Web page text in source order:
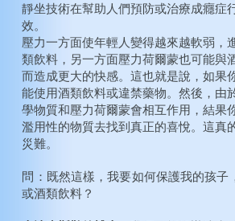
靜坐技術在幫助人們預防或治療成癮症
效。
壓力一方面使年輕人變得越來越軟弱，
類飲料，另一方面壓力荷爾蒙也可能與
而造成更大的快感。這也就是說，如果
能使用酒類飲料或違禁藥物。然後，由
學物質和壓力荷爾蒙會相互作用，結果
濫用性的物質去找到真正的喜悅。這真
災難。
問：既然這樣，我要如何保護我的孩子
或酒類飲料？